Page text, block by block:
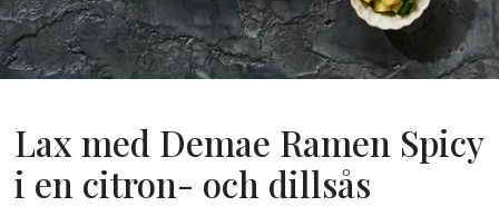
Vanliga
Frågor
Lax med Demae Ramen Spicy
i en citron- och dillsås